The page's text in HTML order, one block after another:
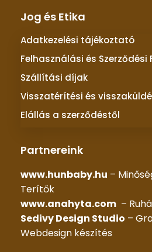
Jog és Etika
Adatkezelési tájékoztató
Felhasználási és Szerződési
Szállítási díjak
Visszatérítési és
Elállás a szerződéstől
Partnereink
www.hunbaby.hu –
Terítők
www.anahyta.com –
Sedivy Design Studio –
Webdesign készítés